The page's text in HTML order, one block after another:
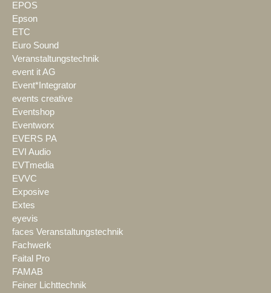
EPOS
Epson
ETC
Euro Sound
Veranstaltungstechnik
event it AG
Event*Integrator
events creative
Eventshop
Eventworx
EVERS PA
EVI Audio
EVTmedia
EVVC
Exposive
Extes
eyevis
faces Veranstaltungstechnik
Fachwerk
Faital Pro
FAMAB
Feiner Lichttechnik